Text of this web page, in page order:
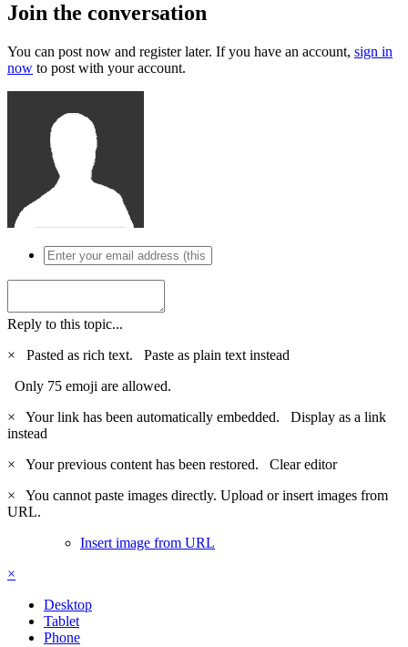
Join the conversation
You can post now and register later. If you have an account, sign in
now to post with your account.
Reply to this topic...
×
Pasted as rich text. Paste as plain text instead
Only 75 emoji are allowed.
×
Your link has been automatically embedded. Display as a link
instead
×
Your previous content has been restored. Clear editor
×
You cannot paste images directly. Upload or insert images from
URL.
Insert image from URL
×
Desktop
Tablet
Phone